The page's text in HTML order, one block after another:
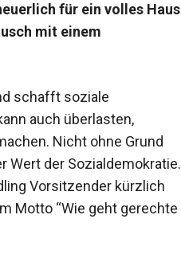
für ein volles Haus
mit einem
schafft soziale
auch überlasten,
Nicht ohne Grund
Wert der Sozialdemokratie.
Vorsitzender kürzlich
Motto “Wie geht gerechte